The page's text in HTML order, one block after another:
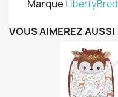
Marque LibertyBrod
VOUS AIMEREZ AUSSI